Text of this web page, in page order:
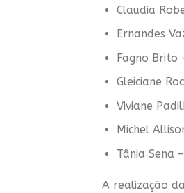
Claudia
Ernandes
Fagno Brito
Gleiciane
Viviane
Michel
Tânia Sena
A realização